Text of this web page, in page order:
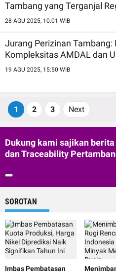
Tambang yang Terganjal
28 AGU 2025, 10:01 WIB
Jurang Perizinan Tambang:
Kompleksitas AMDAL dan
19 AGU 2025, 15:50 WIB
1 2 3 Next
Dukung kami sajikan
dan Traceability
SOROTAN
Imbas Pembatasan